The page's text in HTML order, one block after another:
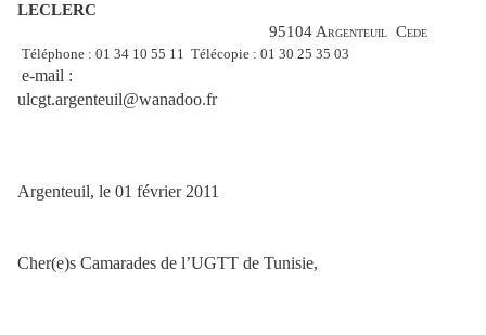
LECLERC
95104 Argenteuil Cede
Téléphone : 01 34 10 55 11 Télécopie : 01 30 25 35 03
e-mail :
ulcgt.argenteuil@wanadoo.fr
Argenteuil, le 01 février 2011
Cher(e)s Camarades de l’UGTT de Tunisie,